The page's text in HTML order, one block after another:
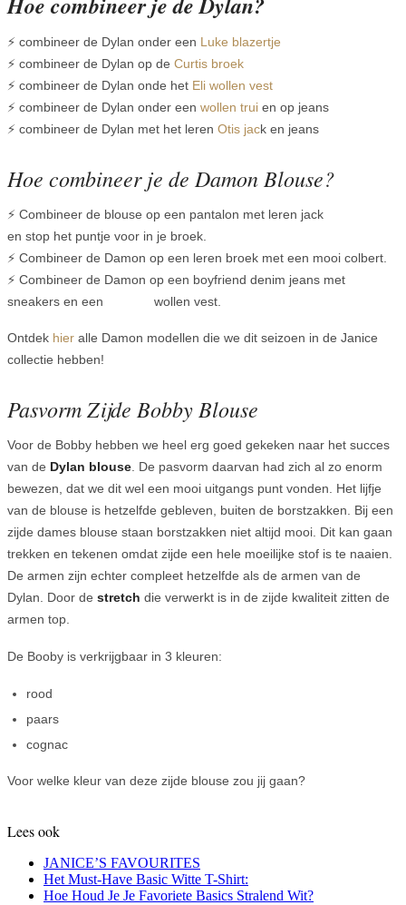
⚡ combineer de Dylan onder een Luke blazertje
⚡ combineer de Dylan op de Curtis broek
⚡ combineer de Dylan onde het Eli wollen vest
⚡ combineer de Dylan onder een wollen trui en op jeans
⚡ combineer de Dylan met het leren Otis jack en jeans
Hoe combineer je de Damon Blouse?
⚡ Combineer de blouse op een pantalon met leren jack
en stop het puntje voor in je broek.
⚡ Combineer de Damon op een leren broek met een mooi colbert.
⚡ Combineer de Damon op een boyfriend denim jeans met
sneakers en een wollen vest.
Ontdek hier alle Damon modellen die we dit seizoen in de Janice
collectie hebben!
Pasvorm Zijde Bobby Blouse
Voor de Bobby hebben we heel erg goed gekeken naar het succes
van de Dylan blouse . De pasvorm daarvan had zich al zo enorm
bewezen, dat we dit wel een mooi uitgangs punt vonden. Het lijfje
van de blouse is hetzelfde gebleven, buiten de borstzakken. Bij een
zijde dames blouse staan borstzakken niet altijd mooi. Dit kan gaan
trekken en tekenen omdat zijde een hele moeilijke stof is te naaien.
De armen zijn echter compleet hetzelfde als de armen van de
Dylan. Door de stretch die verwerkt is in de zijde kwaliteit zitten de
armen top.
De Booby is verkrijgbaar in 3 kleuren:
rood
paars
cognac
Voor welke kleur van deze zijde blouse zou jij gaan?
Lees ook
JANICE’S FAVOURITES
Het Must-Have Basic Witte T-Shirt:
Hoe Houd Je Je Favoriete Basics Stralend Wit?